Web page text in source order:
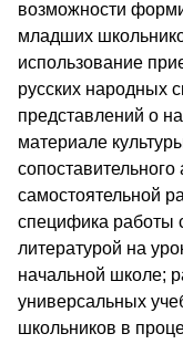
возможности
младших
использование
русских народных
представлений о
материале
самостоятельной
специфика работы
литературой на
начальной школе;
универсальных
школьников в